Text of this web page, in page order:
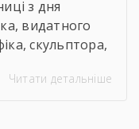
з дня
видатного
скульптора,
спілки
Читати детальніше